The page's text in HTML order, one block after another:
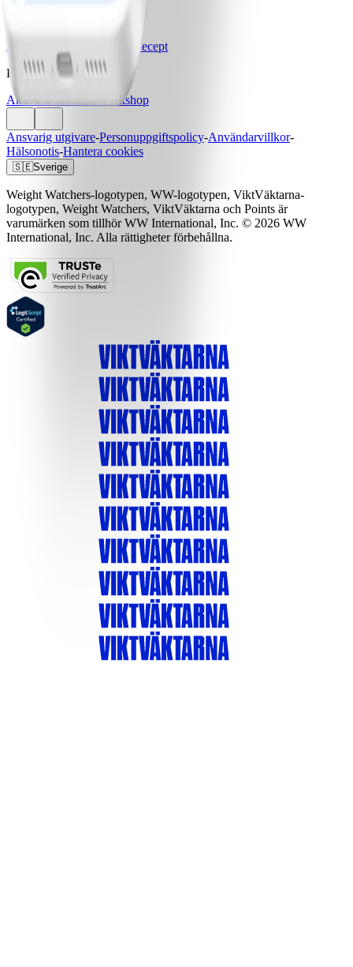
Jobba med oss
Artiklar & Recept
Hjälp
Aktivera kod
Hitta workshop
Ansvarig utgivare-Personuppgiftspolicy-Användarvillkor-
Hälsonotis-Hantera cookies
🇸🇪Sverige
Weight Watchers-logotypen, WW-logotypen, ViktVäktarna-
logotypen, Weight Watchers, ViktVäktarna och Points är
varumärken som tillhör WW International, Inc. © 2026 WW
International, Inc. Alla rättigheter förbehållna.